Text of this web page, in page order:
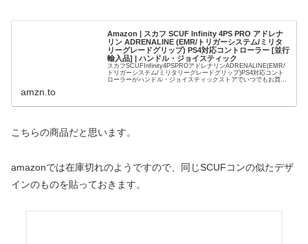
Amazon | スカフ SCUF Infinity 4PS PRO アドレナ
リン ADRENALINE (EMR/トリガーシステム/ミリタ
リーグレードグリップ) PS4対応コントローラー [並行
輸入品] | ハンドル・ジョイスティック
スカフSCUFInfinity4PSPROアドレナリンADRENALINE(EMR/
トリガーシステム/ミリタリーグレードグリップ)PS4対応コント
ローラーがハンドル・ジョイスティックストアでいつでもお買い
amzn.to
こちらの商品だと思います。
amazonでは在庫切れのようですので、同じSCUFコンの似たデザ
インのものを貼っておきます。